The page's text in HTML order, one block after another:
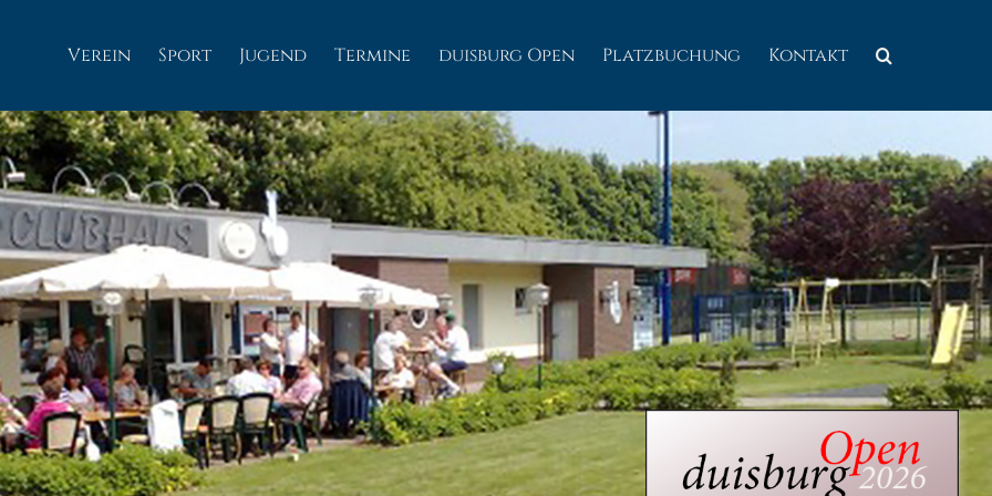
Verein Sport Jugend Termine duisburg Open Platzbuchung Kontakt